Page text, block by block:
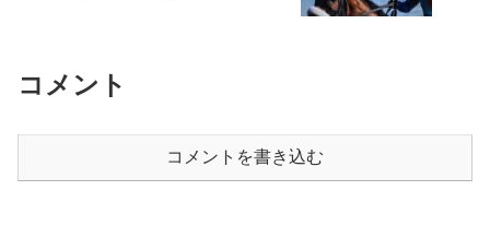
コメント
コメントを書き込む